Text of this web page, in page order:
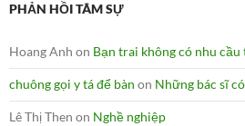
PHẢN HỒI TÂM SỰ
Hoang Anh on Bạn trai không có nhu cầu
chuông gọi y tá để bàn on Những bác sĩ
Lê Thị Then on Nghề nghiệp